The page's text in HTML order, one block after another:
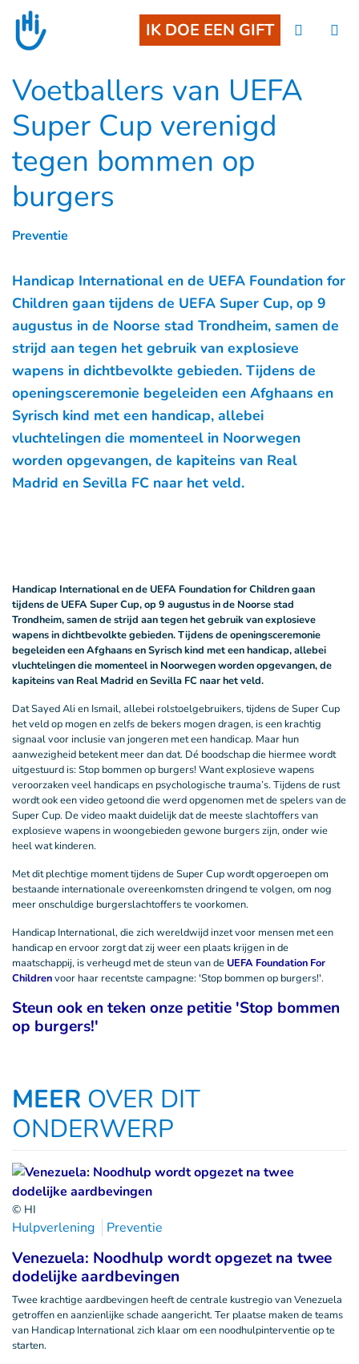
Goto main content
IK DOE EEN GIFT
Voetballers van UEFA
Super Cup verenigd
tegen bommen op
burgers
Preventie
Handicap International en de UEFA Foundation for
Children gaan tijdens de UEFA Super Cup, op 9
augustus in de Noorse stad Trondheim, samen de
strijd aan tegen het gebruik van explosieve
wapens in dichtbevolkte gebieden. Tijdens de
openingsceremonie begeleiden een Afghaans en
Syrisch kind met een handicap, allebei
vluchtelingen die momenteel in Noorwegen
worden opgevangen, de kapiteins van Real
Madrid en Sevilla FC naar het veld.
Handicap International en de UEFA Foundation for Children gaan
tijdens de UEFA Super Cup, op 9 augustus in de Noorse stad
Trondheim, samen de strijd aan tegen het gebruik van explosieve
wapens in dichtbevolkte gebieden. Tijdens de openingsceremonie
begeleiden een Afghaans en Syrisch kind met een handicap, allebei
vluchtelingen die momenteel in Noorwegen worden opgevangen, de
kapiteins van Real Madrid en Sevilla FC naar het veld.
Dat Sayed Ali en Ismail, allebei rolstoelgebruikers, tijdens de Super Cup
het veld op mogen en zelfs de bekers mogen dragen, is een krachtig
signaal voor inclusie van jongeren met een handicap. Maar hun
aanwezigheid betekent meer dan dat. Dé boodschap die hiermee wordt
uitgestuurd is: Stop bommen op burgers! Want explosieve wapens
veroorzaken veel handicaps en psychologische trauma’s. Tijdens de rust
wordt ook een video getoond die werd opgenomen met de spelers van de
Super Cup. De video maakt duidelijk dat de meeste slachtoffers van
explosieve wapens in woongebieden gewone burgers zijn, onder wie
heel wat kinderen.
Met dit plechtige moment tijdens de Super Cup wordt opgeroepen om
bestaande internationale overeenkomsten dringend te volgen, om nog
meer onschuldige burgerslachtoffers te voorkomen.
Handicap International, die zich wereldwijd inzet voor mensen met een
handicap en ervoor zorgt dat zij weer een plaats krijgen in de
maatschappij, is verheugd met de steun van de UEFA Foundation For
Childrenvoor haar recentste campagne: 'Stop bommen op burgers!'.
Steun ook en teken onze petitie 'Stop bommen
op burgers!'
MEER OVER DIT
ONDERWERP
© HI
Hulpverlening Preventie
Venezuela: Noodhulp wordt opgezet na twee
dodelijke aardbevingen
Twee krachtige aardbevingen heeft de centrale kustregio van Venezuela
getroffen en aanzienlijke schade aangericht. Ter plaatse maken de teams
van Handicap International zich klaar om een noodhulpinterventie op te
starten.